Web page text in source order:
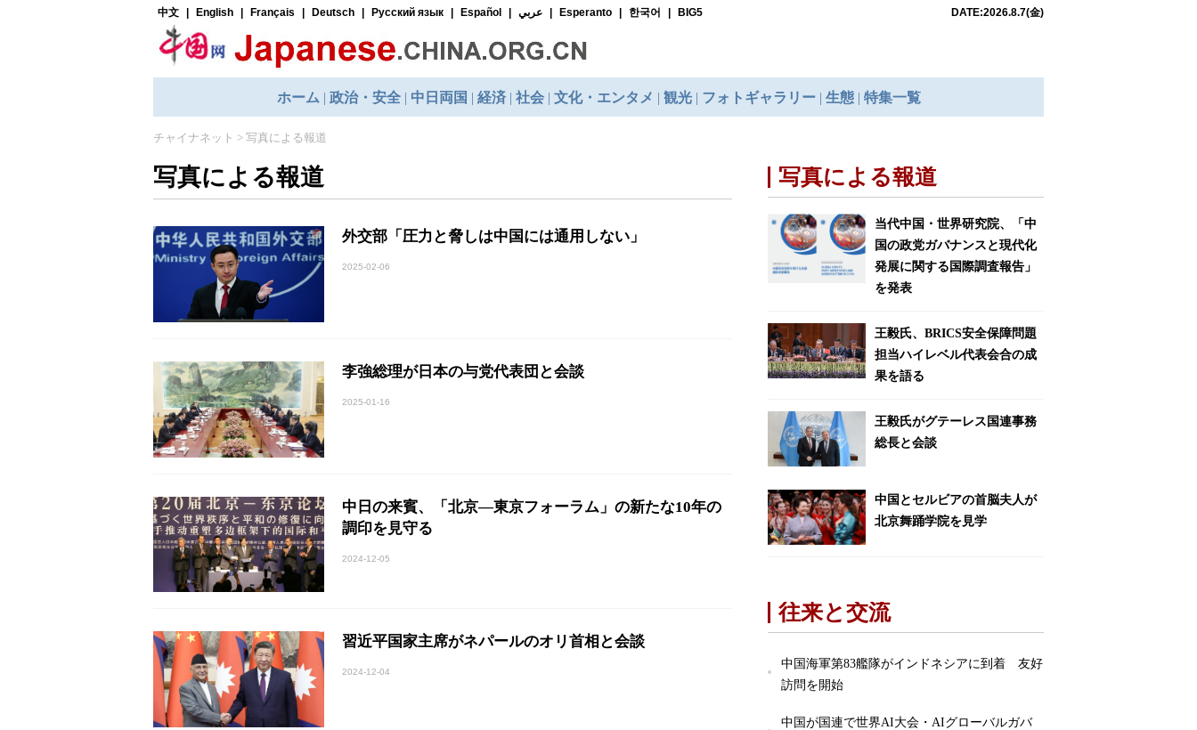
チャイナネット > 写真による報道
写真による報道
外交部「圧力と脅しは中国には通用しない」
2025-02-06
李強総理が日本の与党代表団と会談
2025-01-16
中日の来賓、「北京―東京フォーラム」の新たな10年の
調印を見守る
2024-12-05
習近平国家主席がネパールのオリ首相と会談
2024-12-04
写真による報道
当代中国・世界研究院、「中
国の政党ガバナンスと現代化
発展に関する国際調査報告」
を発表
王毅氏、BRICS安全保障問題
担当ハイレベル代表会合の成
果を語る
王毅氏がグテーレス国連事務
総長と会談
中国とセルビアの首脳夫人が
北京舞踊学院を見学
往来と交流
中国海軍第83艦隊がインドネシアに到着 友好
訪問を開始
中国が国連で世界AI大会・AIグローバルガバ